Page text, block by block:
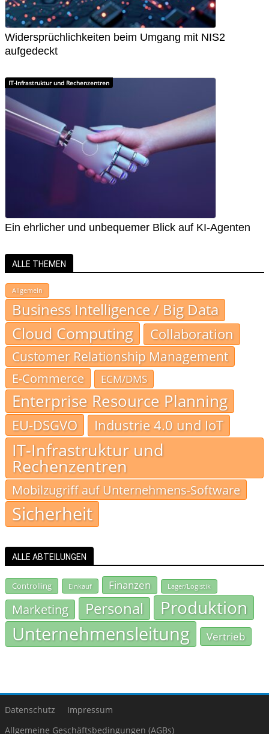
Widersprüchlichkeiten beim Umgang mit NIS2
aufgedeckt
IT-Infrastruktur und Rechenzentren
Ein ehrlicher und unbequemer Blick auf KI-Agenten
ALLE THEMEN
Allgemein
Business Intelligence / Big Data
Cloud Computing Collaboration
Customer Relationship Management
E-Commerce
ECM/DMS
Enterprise Resource Planning
EU-DSGVO Industrie 4.0 und IoT
IT-Infrastruktur und
Rechenzentren
Mobilzugriff auf Unternehmens-Software
Sicherheit
ALLE ABTEILUNGEN
Controlling Einkauf Finanzen Lager/Logistik
Marketing Personal Produktion
Unternehmensleitung Vertrieb
Datenschutz
Impressum
Allgemeine Geschäftsbedingungen (AGBs)